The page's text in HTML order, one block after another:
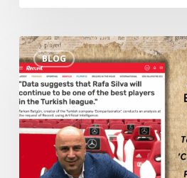
BLOG
Interview
spéciale
de
Tarkan
Batgün
avec
journal